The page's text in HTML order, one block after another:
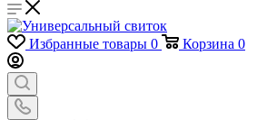
Избранные товары 0 Корзина 0